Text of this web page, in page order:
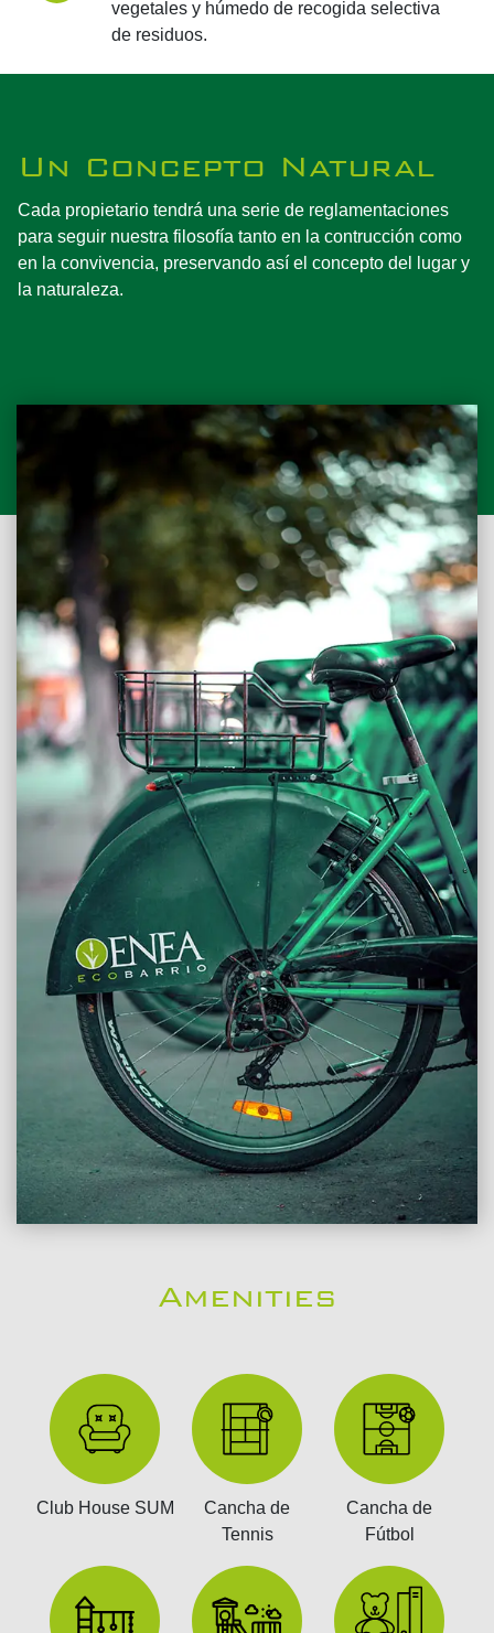
vegetales y húmedo de recogida selectiva
de residuos.
Un Concepto Natural
Cada propietario tendrá una serie de reglamentaciones
para seguir nuestra filosofía tanto en la contrucción como
en la convivencia, preservando así el concepto del lugar y
la naturaleza.
Amenities
Club House SUM
Cancha de
Tennis
Cancha de
Fútbol